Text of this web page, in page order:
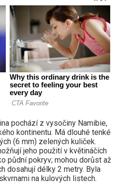
pochází z vysočiny Namibie,
kontinentu. Má dlouhé tenké
(6 mm) zelených kuliček.
jeho použití v květináčích
půdní pokryv; mohou dorůst až
dosahují délky 2 metry. Byla
na kulových listech.